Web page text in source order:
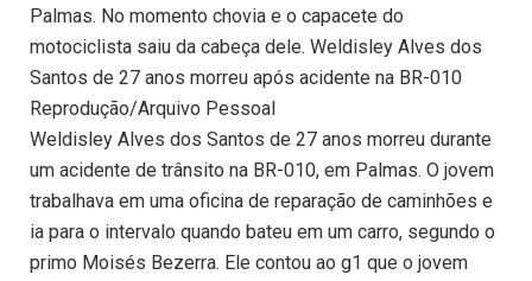
Palmas. No momento chovia e o capacete do
motociclista saiu da cabeça dele. Weldisley Alves dos
Santos de 27 anos morreu após acidente na BR-010
Reprodução/Arquivo Pessoal
Weldisley Alves dos Santos de 27 anos morreu durante
um acidente de trânsito na BR-010, em Palmas. O jovem
trabalhava em uma oficina de reparação de caminhões e
ia para o intervalo quando bateu em um carro, segundo o
primo Moisés Bezerra. Ele contou ao g1 que o jovem